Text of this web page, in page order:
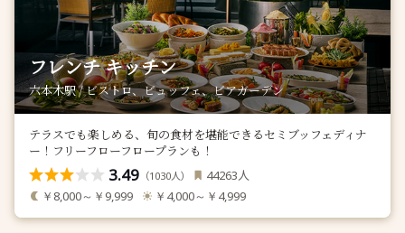
フレンチ キッチン
六本木駅 / ビストロ、ビュッフェ、ビアガーデン
テラスでも楽しめる、旬の食材を堪能できるセミブッフェディナ
ー！フリーフローフロープランも！
3.49 （1030人） 44263人
￥8,000～￥9,999 ￥4,000～￥4,999